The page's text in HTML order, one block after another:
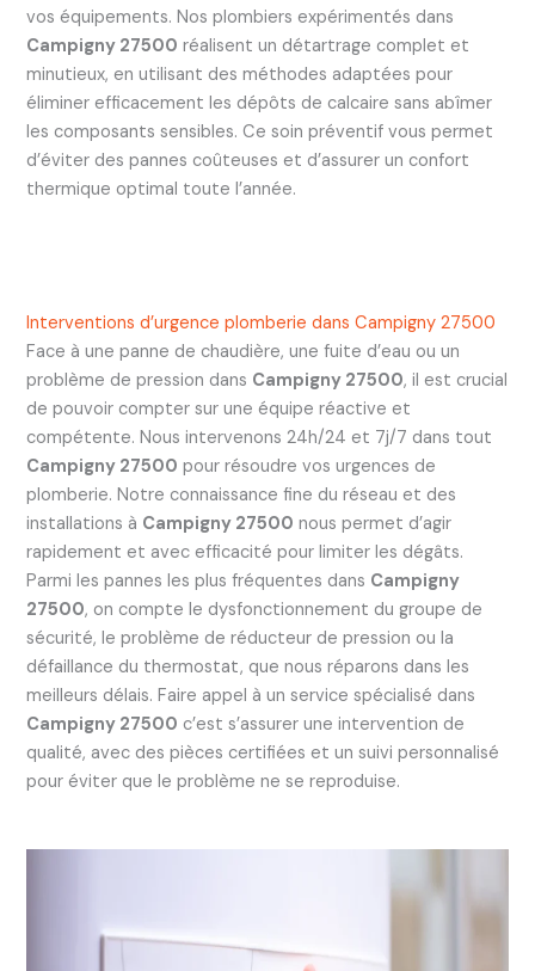
vos équipements. Nos plombiers expérimentés dans
Campigny 27500 réalisent un détartrage complet et
minutieux, en utilisant des méthodes adaptées pour
éliminer efficacement les dépôts de calcaire sans abîmer
les composants sensibles. Ce soin préventif vous permet
d’éviter des pannes coûteuses et d’assurer un confort
thermique optimal toute l’année.
Interventions d’urgence plomberie dans Campigny 27500
Face à une panne de chaudière, une fuite d’eau ou un
problème de pression dans Campigny 27500, il est crucial
de pouvoir compter sur une équipe réactive et
compétente. Nous intervenons 24h/24 et 7j/7 dans tout
Campigny 27500 pour résoudre vos urgences de
plomberie. Notre connaissance fine du réseau et des
installations à Campigny 27500 nous permet d’agir
rapidement et avec efficacité pour limiter les dégâts.
Parmi les pannes les plus fréquentes dans Campigny
27500, on compte le dysfonctionnement du groupe de
sécurité, le problème de réducteur de pression ou la
défaillance du thermostat, que nous réparons dans les
meilleurs délais. Faire appel à un service spécialisé dans
Campigny 27500 c’est s’assurer une intervention de
qualité, avec des pièces certifiées et un suivi personnalisé
pour éviter que le problème ne se reproduise.